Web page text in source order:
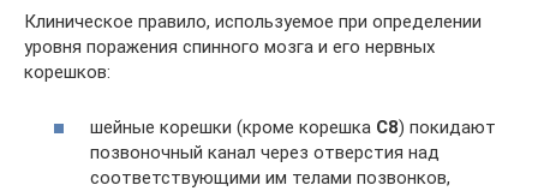
Клиническое правило, используемое при определении
уровня поражения спинного мозга и его нервных
корешков:
шейные корешки (кроме корешка C8) покидают
позвоночный канал через отверстия над
соответствующими им телами позвонков,